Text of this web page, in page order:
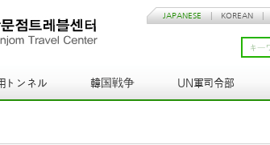
JAPANESE KOREAN
トンネル 韓国戦争 UN軍司令部